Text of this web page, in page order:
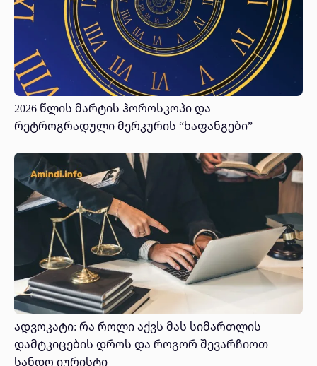
2026 წლის მარტის ჰოროსკოპი და
რეტროგრადული მერკურის “ხაფანგები”
ადვოკატი: რა როლი აქვს მას სიმართლის
დამტკიცების დროს და როგორ შევარჩიოთ
სანდო იურისტი